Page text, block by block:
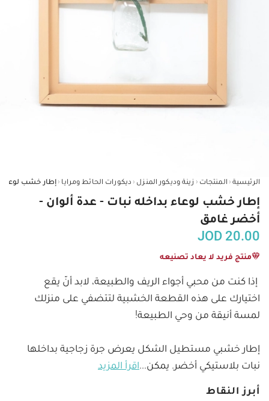
الرئيسية ‹ المنتجات ‹ زينة وديكور المنزل ‹ ديكورات الحائط ومرايا ‹
إطار خشب لوعاء بداخله نبات - عدة ألوان -
أخضر غامق
JOD 20.00
منتج فريد لا يعاد تصنيعه
إذا كنت من محبي أجواء الريف والطبيعة، لابد أنّ يقع
اختيارك على هذه القطعة الخشبية لتتضفي على منزلك
إطار خشبي مستطيل الشكل يعرض جرة زجاجية بداخلها
نبات بلاستيكي أخضر. يمكن...اقرأ المزيد
أبرز النقاط